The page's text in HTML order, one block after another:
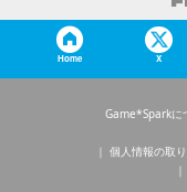
Home X
Game*Sparkに
個人情報の取